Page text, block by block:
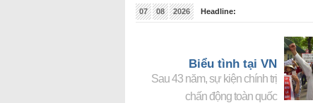
07 08 2026
Headline:
Biểu tình tại VN
Sau 43 năm, sự kiện chính trị
chấn động toàn quốc